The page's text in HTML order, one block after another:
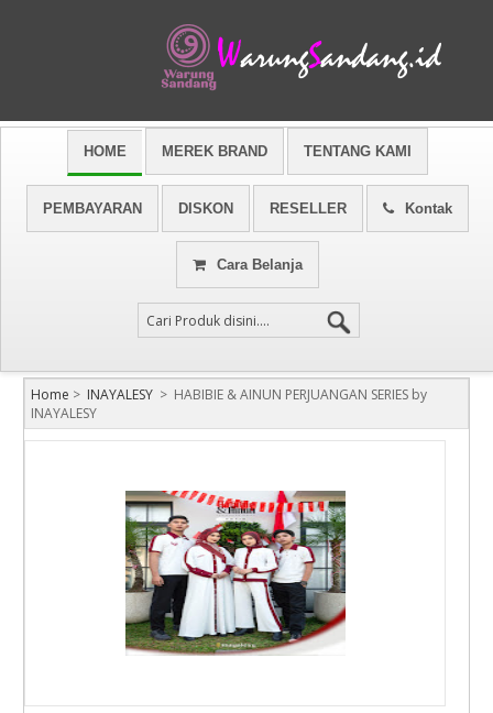
HOME MEREK BRAND TENTANG KAMI
PEMBAYARAN DISKON RESELLER Kontak
Cara Belanja
Home > INAYALESY > HABIBIE & AINUN PERJUANGAN SERIES by
INAYALESY